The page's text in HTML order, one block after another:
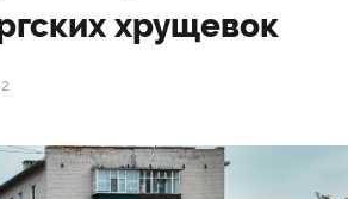
хрущевок